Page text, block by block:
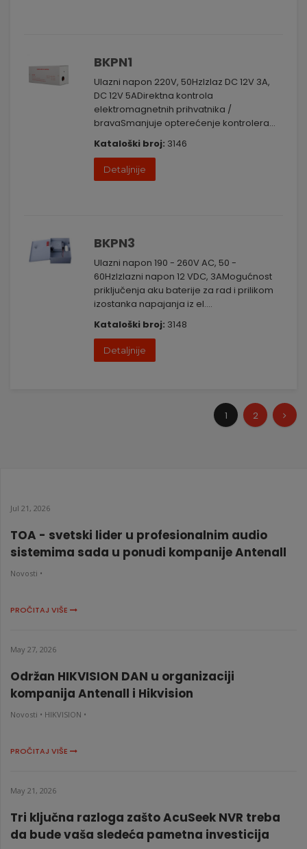
BKPN1
Ulazni napon 220V, 50HzIzlaz DC 12V 3A,
DC 12V 5ADirektna kontrola
elektromagnetnih prihvatnika /
bravaSmanjuje opterećenje kontrolera...
Kataloški broj: 3146
Detaljnije
BKPN3
Ulazni napon 190 - 260V AC, 50 -
60HzIzlazni napon 12 VDC, 3AMogućnost
priključenja aku baterije za rad i prilikom
izostanka napajanja iz el....
Kataloški broj: 3148
Detaljnije
1 2
Jul 21, 2026
TOA - svetski lider u profesionalnim audio
sistemima sada u ponudi kompanije Antenall
Novosti •
PROČITAJ VIŠE
May 27, 2026
Održan HIKVISION DAN u organizaciji
kompanija Antenall i Hikvision
Novosti • HIKVISION •
PROČITAJ VIŠE
May 21, 2026
Tri ključna razloga zašto AcuSeek NVR treba
da bude vaša sledeća pametna investicija